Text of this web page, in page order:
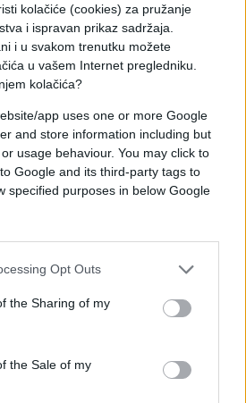
kolačiće (cookies) za pružanje
i ispravan prikaz sadržaja.
i u svakom trenutku možete
u vašem Internet pregledniku.
kolačića?
app uses one or more Google
and store information including but
usage behaviour. You may click to
Google and its third-party tags to
specified purposes in below Google
Opt Outs
the Sharing of my
the Sale of my
zbog izostanka
reakcije i legalnog
srbijanskih vlasti.
bilo kakvu javnu
mržnje, ratne retorike te da
i kulturnih prava".
traži da "preispita je li Šešelj
zakone koji zabranju govor
nasilje".
sud i tužilaštvo da
kriteriji za privremno
ICTY-a u pogledu
na slobodu.